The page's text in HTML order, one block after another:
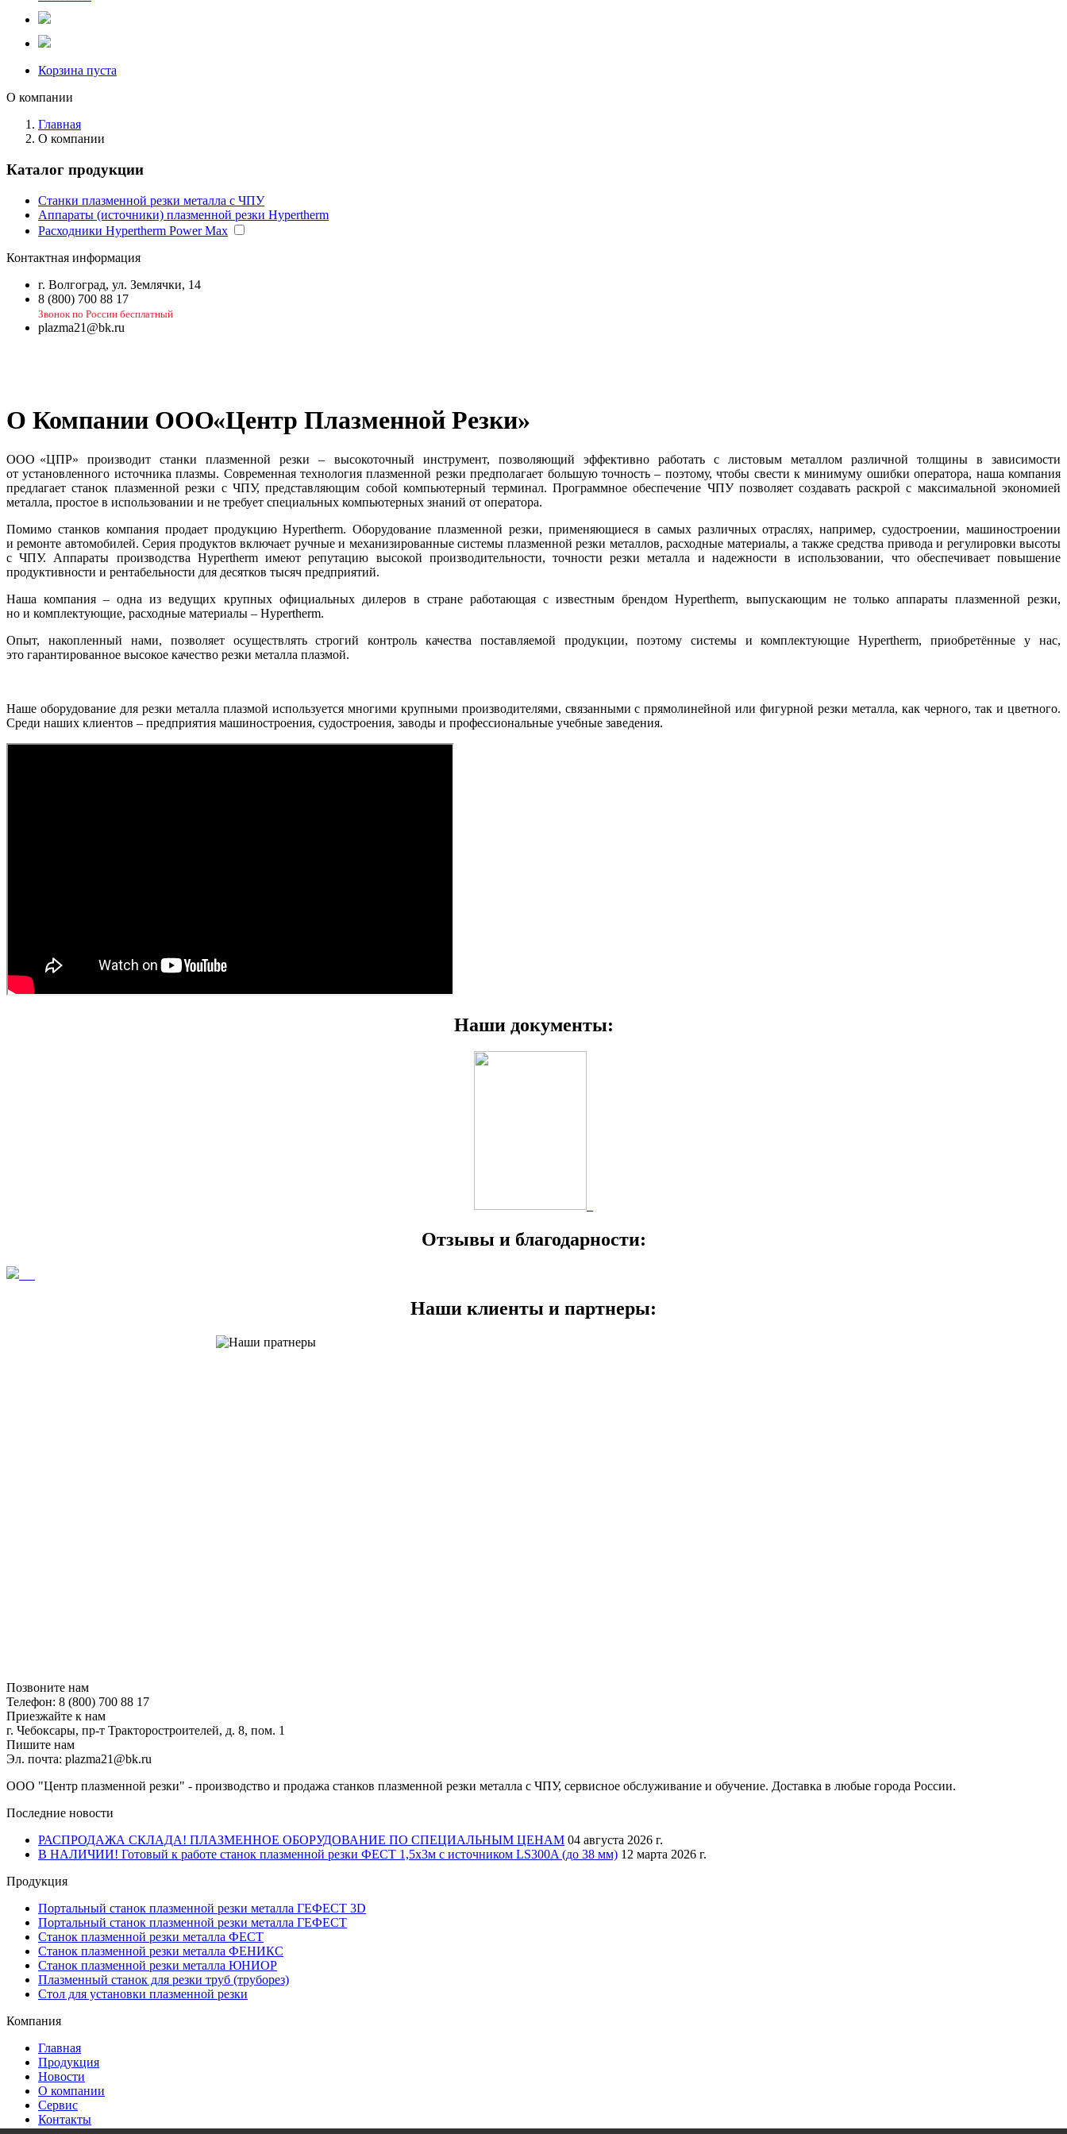
Корзина пуста
О компании
Главная
О компании
Каталог продукции
Станки плазменной резки металла с ЧПУ
Аппараты (источники) плазменной резки Hypertherm
Расходники Hypertherm Power Max
Контактная информация
г. Волгоград, ул. Землячки, 14
8 (800) 700 88 17
Звонок по России бесплатный
plazma21@bk.ru
О Компании ООО«Центр Плазменной Резки»
ООО«ЦПР» производит станки плазменной резки – высокоточный инструмент, позволяющий эффективно работать с листовым металлом различной толщины в зависимости
от установленного источника плазмы. Современная технология плазменной резки предполагает большую точность – поэтому, чтобы свести к минимуму ошибки оператора, наша компания
предлагает станок плазменной резки с ЧПУ, представляющим собой компьютерный терминал. Программное обеспечение ЧПУ позволяет создавать раскрой с максимальной экономией
металла, простое в использовании и не требует специальных компьютерных знаний от оператора.
Помимо станков компания продает продукцию Hypertherm. Оборудование плазменной резки, применяющиеся в самых различных отраслях, например, судостроении, машиностроении
и ремонте автомобилей. Серия продуктов включает ручные и механизированные системы плазменной резки металлов, расходные материалы, а также средства привода и регулировки высоты
с ЧПУ. Аппараты производства Hypertherm имеют репутацию высокой производительности, точности резки металла и надежности в использовании, что обеспечивает повышение
продуктивности и рентабельности для десятков тысяч предприятий.
Наша компания – одна из ведущих крупных официальных дилеров в стране работающая с известным брендом Hypertherm, выпускающим не только аппараты плазменной резки,
но и комплектующие, расходные материалы – Hypertherm.
Опыт, накопленный нами, позволяет осуществлять строгий контроль качества поставляемой продукции, поэтому системы и комплектующие Hypertherm, приобретённые у нас,
это гарантированное высокое качество резки металла плазмой.
Наше оборудование для резки металла плазмой используется многими крупными производителями, связанными с прямолинейной или фигурной резки металла, как черного, так и цветного.
Среди наших клиентов – предприятия машиностроения, судостроения, заводы и профессиональные учебные заведения.
Наши документы:
Отзывы и благодарности:
Наши клиенты и партнеры:
Позвоните нам
Телефон: 8 (800) 700 88 17
Приезжайте к нам
г. Чебоксары, пр-т Тракторостроителей, д. 8, пом. 1
Пишите нам
Эл. почта: plazma21@bk.ru
ООО "Центр плазменной резки" - производство и продажа станков плазменной резки металла с ЧПУ, сервисное обслуживание и обучение. Доставка в любые города России.
Последние новости
РАСПРОДАЖА СКЛАДА! ПЛАЗМЕННОЕ ОБОРУДОВАНИЕ ПО СПЕЦИАЛЬНЫМ ЦЕНАМ 04 августа 2026 г.
В НАЛИЧИИ! Готовый к работе станок плазменной резки ФЕСТ 1,5х3м с источником LS300A (до 38 мм) 12 марта 2026 г.
Продукция
Портальный станок плазменной резки металла ГЕФЕСТ 3D
Портальный станок плазменной резки металла ГЕФЕСТ
Станок плазменной резки металла ФЕСТ
Станок плазменной резки металла ФЕНИКС
Станок плазменной резки металла ЮНИОР
Плазменный станок для резки труб (труборез)
Стол для установки плазменной резки
Компания
Главная
Продукция
Новости
О компании
Сервис
Контакты